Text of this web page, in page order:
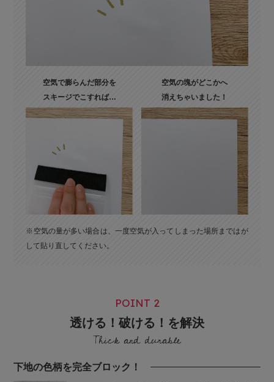
空気で膨らんだ部分を
スキージでこすれば…
空気の塊がどこかへ
消えちゃいました！
※空気の量が多い場合は、一度空気が入ってしまった場所まではが
して貼り直してください。
POINT 2
透ける！破ける！を解決
Thick and durable
下地の色柄を完全ブロック！